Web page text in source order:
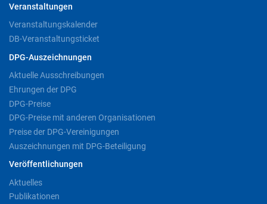
Veranstaltungen
Veranstaltungskalender
DB-Veranstaltungsticket
DPG-Auszeichnungen
Aktuelle Ausschreibungen
Ehrungen der DPG
DPG-Preise
DPG-Preise mit anderen Organisationen
Preise der DPG-Vereinigungen
Auszeichnungen mit DPG-Beteiligung
Veröffentlichungen
Aktuelles
Publikationen